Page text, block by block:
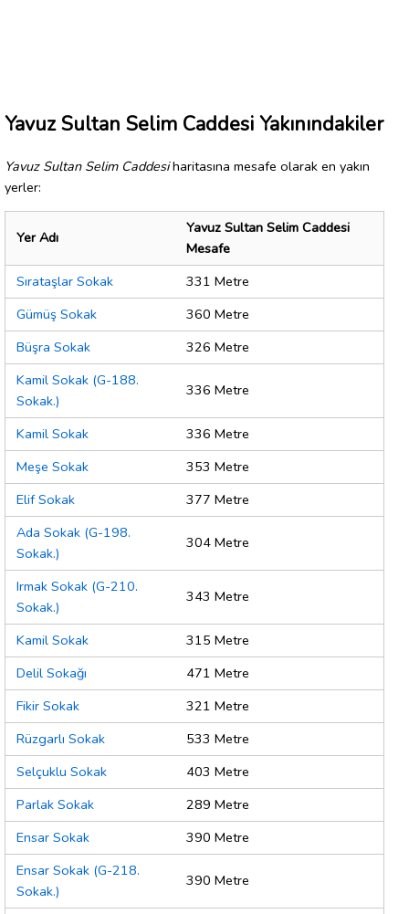
Yavuz Sultan Selim Caddesi Yakınındakiler
Yavuz Sultan Selim Caddesiharitasına mesafe olarak en yakın
yerler:
Yer Adı
Yavuz Sultan Selim Caddesi
Mesafe
Sırataşlar Sokak
331 Metre
Gümüş Sokak
360 Metre
Büşra Sokak
326 Metre
Kamil Sokak (G-188.
Sokak.)
336 Metre
Kamil Sokak
336 Metre
Meşe Sokak
353 Metre
Elif Sokak
377 Metre
Ada Sokak (G-198.
Sokak.)
304 Metre
Irmak Sokak (G-210.
Sokak.)
343 Metre
Kamil Sokak
315 Metre
Delil Sokağı
471 Metre
Fikir Sokak
321 Metre
Rüzgarlı Sokak
533 Metre
Selçuklu Sokak
403 Metre
Parlak Sokak
289 Metre
Ensar Sokak
390 Metre
Ensar Sokak (G-218.
Sokak.)
390 Metre